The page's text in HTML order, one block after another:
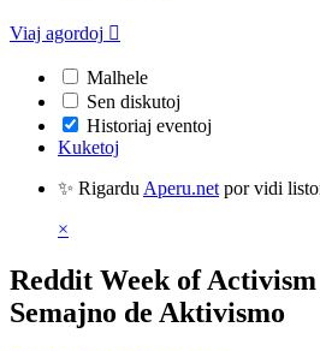
Viaj agordoj 
Malhele
Sen diskutoj
Historiaj eventoj
Kuketoj
✨ Rigardu Aperu.net por vidi
×
Reddit Week of
Semajno de Aktivismo